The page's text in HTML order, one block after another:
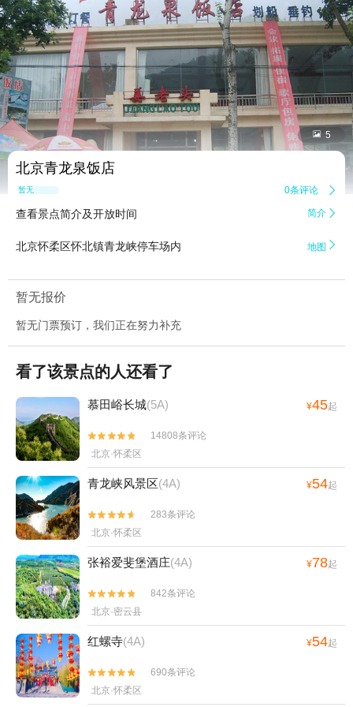
 5
北京青龙泉饭店
暂无点评 0条评论 
查看景点简介及开放时间 简介 
北京怀柔区怀北镇青龙峡停车场内 地图 
暂无报价
暂无门票预订，我们正在努力补充
看了该景点的人还看了
慕田峪长城(5A) ¥45起


14808条评论
北京·怀柔区
青龙峡风景区(4A) ¥54起


283条评论
北京·怀柔区
张裕爱斐堡酒庄(4A) ¥78起


842条评论
北京·密云县
红螺寺(4A) ¥54起


690条评论
北京·怀柔区
